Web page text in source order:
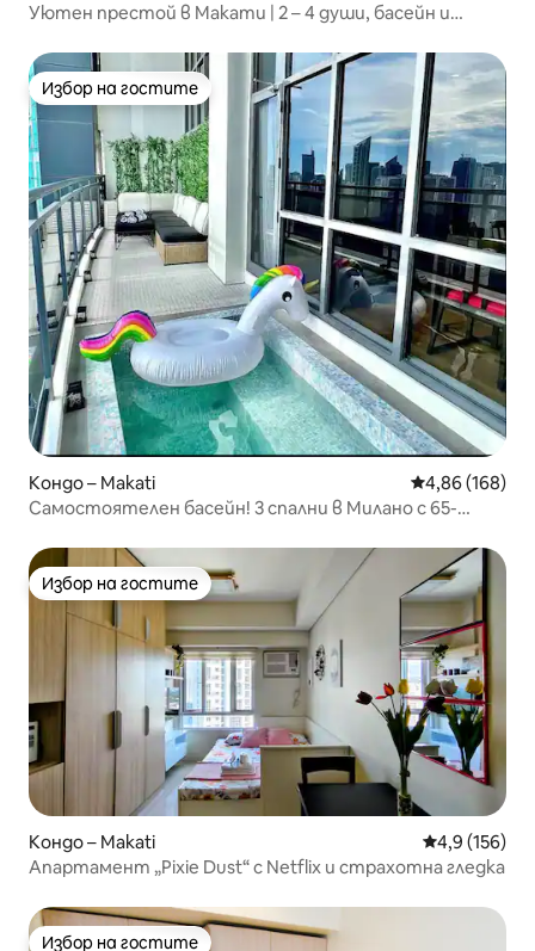
Уютен престой в Макати | 2 – 4 души, басейн и
Избор на гостите
Избор на гостите
Кондо – Makati Средна
4,86 (168)
Самостоятелен басейн! 3 спални в Милано с 65-
Избор на гостите
Избор на гостите
Кондо – Makati Средна
4,9 (156)
Апартамент „Pixie Dust“ с Netflix и страхотна гледка
Избор на гостите